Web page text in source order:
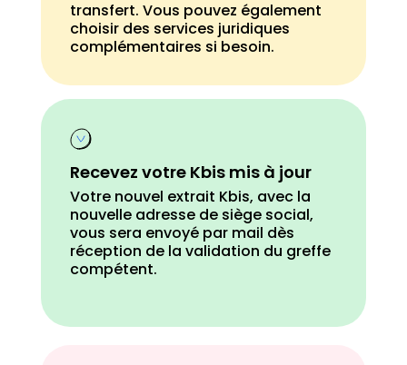
transfert. Vous pouvez également
choisir des services juridiques
complémentaires si besoin.
Recevez votre Kbis mis à jour
Votre nouvel extrait Kbis, avec la
nouvelle adresse de siège social,
vous sera envoyé par mail dès
réception de la validation du greffe
compétent.